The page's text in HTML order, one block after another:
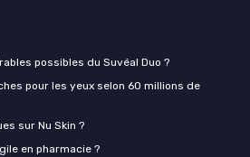
possibles du Suvéal Duo ?
pour les yeux selon 60 millions de
sur Nu Skin ?
en pharmacie ?